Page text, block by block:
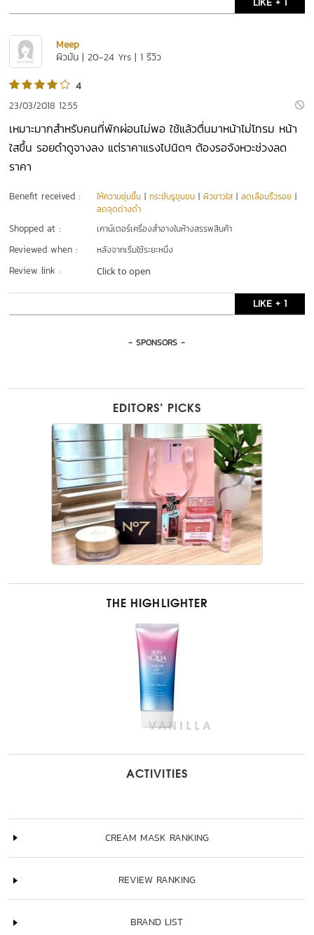
Meep
ผิวมัน | 20-24 Yrs | 1 รีวิว
4
23/03/2018 12:55
เหมาะมากสำหรับคนที่พักผ่อนไม่พอ ใช้แล้วตื่นมาหน้าไม่โทรม หน้า
ใสขึ้น รอยดำดูจางลง แต่ราคาแรงไปนิดๆ ต้องรอจังหวะช่วงลด
ราคา
Benefit received : ให้ความชุ่มชื้น |กระชับรูขุมขน |ผิวขาวใส |ลดเลือนริ้วรอย |
ลดจุดด่างดำ
Shopped at : เคาน์เตอร์เครื่องสำอางในห้างสรรพสินค้า
Reviewed when : หลังจากเริ่มใช้ระยะหนึ่ง
Review link : Click to open
LIKE + 1
- SPONSORS -
EDITORS’ PICKS
THE HIGHLIGHTER
ACTIVITIES
CREAM MASK RANKING
REVIEW RANKING
BRAND LIST